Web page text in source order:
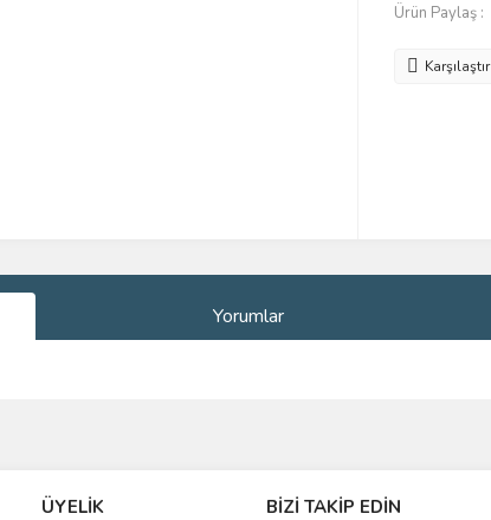
Ürün Paylaş :
Karşılaştır
Yorumlar
ÜYELİK BİZİ TAKİP EDİN